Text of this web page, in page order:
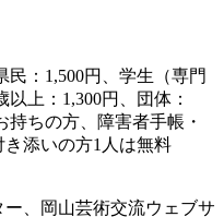
：1,500円、学生（専門
上：1,300円、団体：
持ちの方、障害者手帳・
添いの方1人は無料
、岡山芸術交流ウェブサ